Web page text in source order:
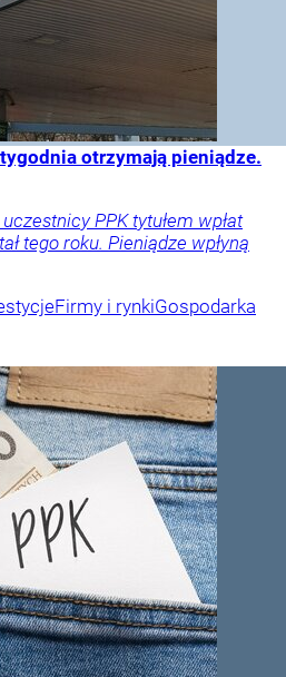
otrzymają pieniądze.
PPK tytułem wpłat
tego roku. Pieniądze wpłyną
Firmy i rynkiGospodarka